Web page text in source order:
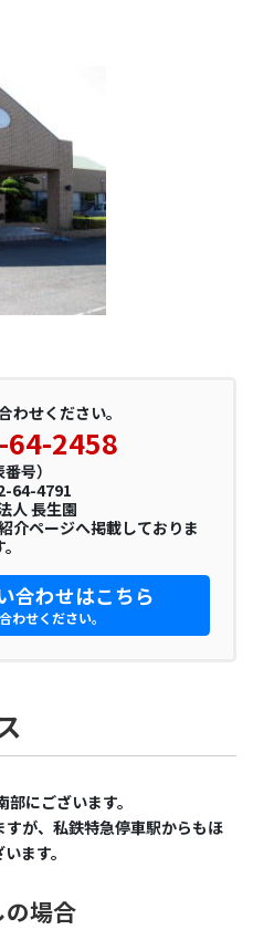
わせください。
64-2458
番号）
64-4791
人 長生園
介ページへ掲載しておりま
合わせはこちら
わせください。
にございます。
が、私鉄特急停車駅からもほ
ます。
場合